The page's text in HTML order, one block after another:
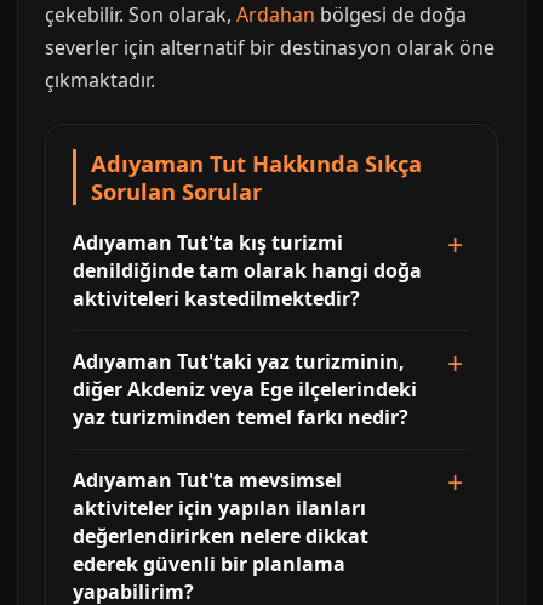
çekebilir. Son olarak, Ardahan bölgesi de doğa
severler için alternatif bir destinasyon olarak öne
çıkmaktadır.
Adıyaman Tut Hakkında Sıkça
Sorulan Sorular
Adıyaman Tut'ta kış turizmi
denildiğinde tam olarak hangi doğa
aktiviteleri kastedilmektedir?
Adıyaman Tut'taki yaz turizminin,
diğer Akdeniz veya Ege ilçelerindeki
yaz turizminden temel farkı nedir?
Adıyaman Tut'ta mevsimsel
aktiviteler için yapılan ilanları
değerlendirirken nelere dikkat
ederek güvenli bir planlama
yapabilirim?